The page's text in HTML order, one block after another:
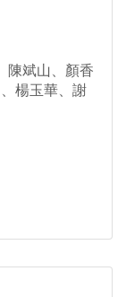
陳斌山、顏香
楊玉華、謝